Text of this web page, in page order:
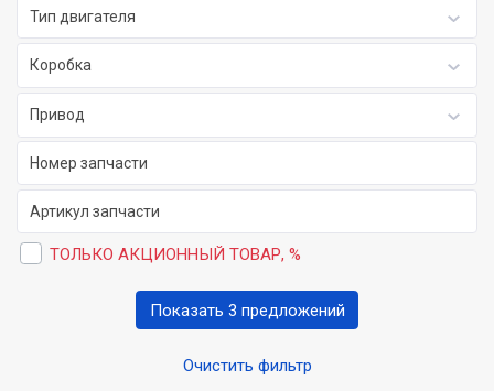
Тип двигателя
Коробка
Привод
ТОЛЬКО АКЦИОННЫЙ ТОВАР, %
Очистить фильтр
Показать 3 предложений